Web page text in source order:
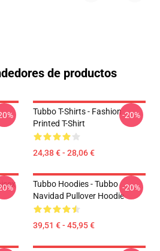
de productos
Tubbo T-Shirts - Fashion
Printed T-Shirt
24,38 € - 28,06 €
-20%
Tubbo Hoodies - Tubbo
Navidad Pullover Hoodie
39,51 € - 45,95 €
-20%